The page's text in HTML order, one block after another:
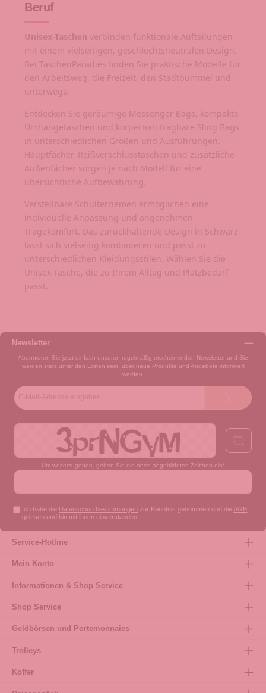
Beruf
Unisex-Taschen verbinden funktionale Aufteilungen
mit einem vielseitigen, geschlechtsneutralen Design.
Bei TaschenParadies finden Sie praktische Modelle für
den Arbeitsweg, die Freizeit, den Stadtbummel und
unterwegs.
Entdecken Sie geräumige Messenger Bags, kompakte
Umhängetaschen und körpernah tragbare Sling Bags
in unterschiedlichen Größen und Ausführungen.
Hauptfächer, Reißverschlusstaschen und zusätzliche
Außenfächer sorgen je nach Modell für eine
übersichtliche Aufbewahrung.
Verstellbare Schulterriemen ermöglichen eine
individuelle Anpassung und angenehmen
Tragekomfort. Das zurückhaltende Design in Schwarz
lässt sich vielseitig kombinieren und passt zu
unterschiedlichen Kleidungsstilen. Wählen Sie die
Unisex-Tasche, die zu Ihrem Alltag und Platzbedarf
passt.
Newsletter
Abonnieren Sie jetzt einfach unseren regelmäßig erscheinenden Newsletter und Sie
werden stets unter den Ersten sein, über neue Produkte und Angebote informiert
werden.
Um weiterzugehen, geben Sie die oben abgebildeten Zeichen ein*
Ich habe die Datenschutzbestimmungen zur Kenntnis genommen und die AGB
gelesen und bin mit ihnen einverstanden.
Service-Hotline
Mein Konto
Informationen & Shop Service
Shop Service
Geldbörsen und Portemonnaies
Trolleys
Koffer